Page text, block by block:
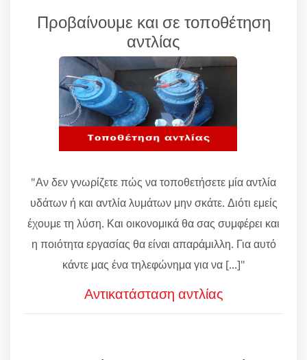
Προβαίνουμε και σε τοποθέτηση
αντλίας
"Αν δεν γνωρίζετε πώς να τοποθετήσετε μία αντλία
υδάτων ή και αντλία λυμάτων μην σκάτε. Διότι εμείς
έχουμε τη λύση. Και οικονομικά θα σας συμφέρει και
η ποιότητα εργασίας θα είναι απαράμιλλη. Για αυτό
κάντε μας ένα τηλεφώνημα για να [...]"
Αντικατάσταση αντλίας